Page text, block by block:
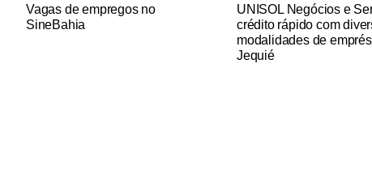
Notícias Católicas
Vagas de empregos no
SineBahia
Notícias Católicas
UNISOL Negócios e
crédito rápido com
modalidades de
Jequié